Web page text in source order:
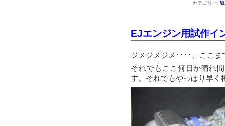
カテゴリー:
EJエンジン用試作イ
ジメジメジメ････、ここ
それでもここ何日か晴れ
す。それでもやっぱり早く